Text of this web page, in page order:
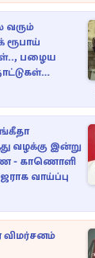
வரும்
ரூபாய்
பழைய
வழக்கு இன்று
- காணொளி
வாய்ப்பு
விமர்சனம்